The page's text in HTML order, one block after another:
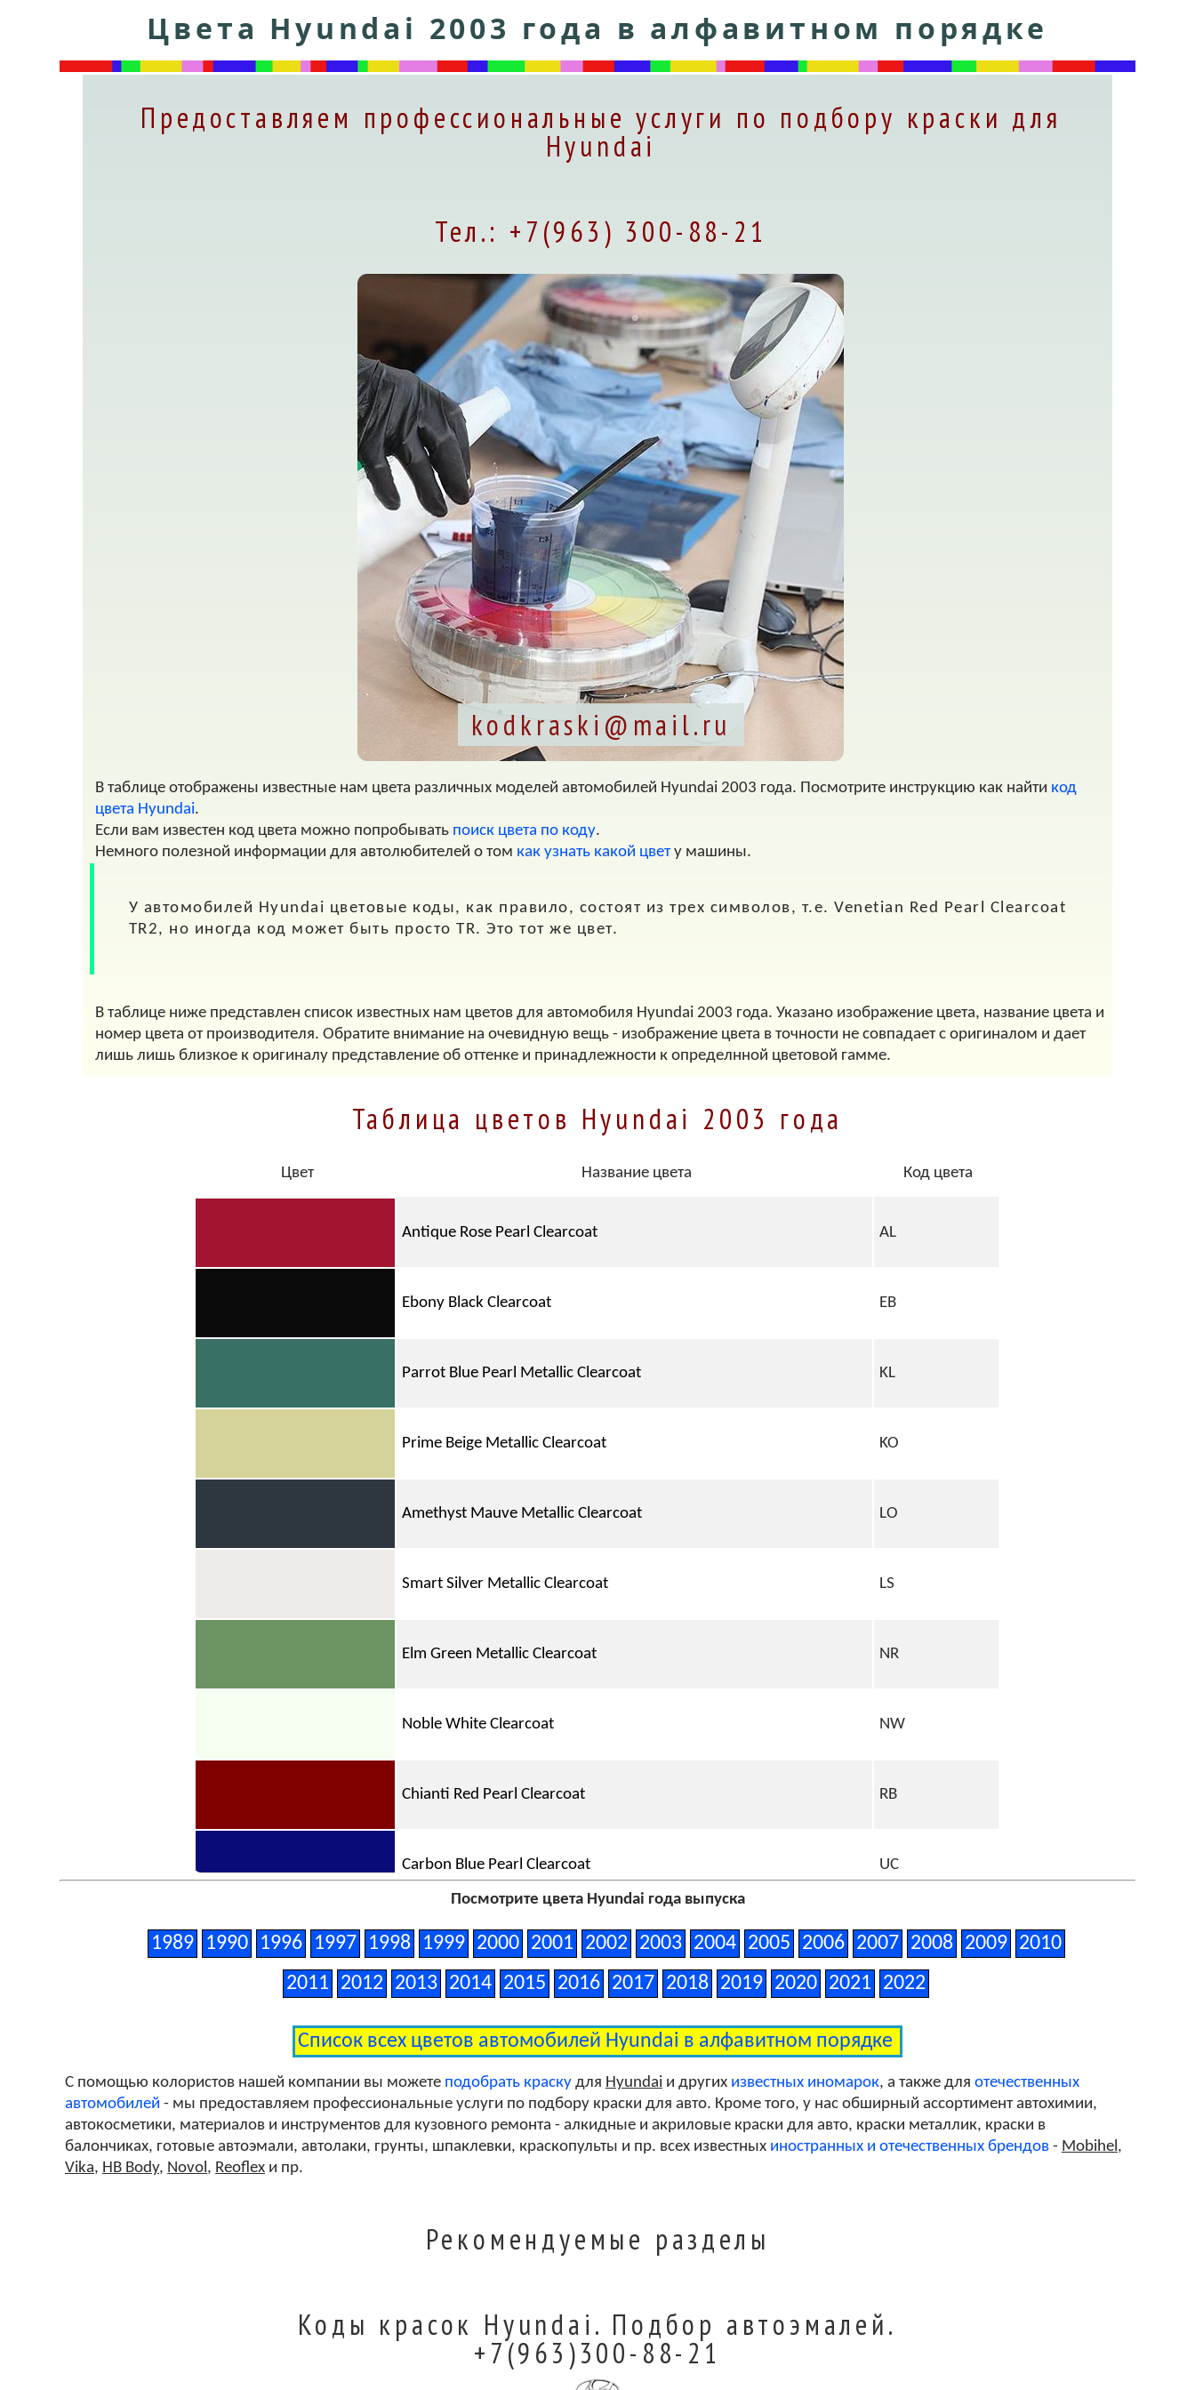
Цвета Hyundai 2003 года в алфавитном порядке
Предоставляем профессиональные услуги по подбору краски для
Hyundai
Тел.: +7(963) 300-88-21
kodkraski@mail.ru
В таблице отображены известные нам цвета различных моделей автомобилей Hyundai 2003 года. Посмотрите инструкцию как найти код
цвета Hyundai.
Если вам известен код цвета можно попробывать поиск цвета по коду.
Немного полезной информации для автолюбителей о том как узнать какой цвету машины.
У автомобилей Hyundai цветовые коды, как правило, состоят из трех символов, т.е. Venetian Red Pearl Clearcoat
TR2, но иногда код может быть простоTR. Это тот же цвет.
В таблице ниже представлен список известных нам цветов для автомобиля Hyundai 2003 года. Указано изображение цвета, название цвета и
номер цвета от производителя. Обратите внимание на очевидную вещь - изображение цвета в точности не совпадает с оригиналом и дает
лишь лишь близкое к оригиналу представление об оттенке и принадлежности к определнной цветовой гамме.
Таблица цветов Hyundai 2003 года
Цвет Название цвета Код цвета
Antique Rose Pearl Clearcoat AL
Ebony Black Clearcoat EB
Parrot Blue Pearl Metallic Clearcoat KL
Prime Beige Metallic Clearcoat KO
Amethyst Mauve Metallic Clearcoat LO
Smart Silver Metallic Clearcoat LS
Elm Green Metallic Clearcoat NR
Noble White Clearcoat NW
Chianti Red Pearl Clearcoat RB
Carbon Blue Pearl Clearcoat UC
Rally Red Clearcoat VX
Copper Beige Metallic Clearcoat OO
Pine Green Metallic Clearcoat P_Q
Warm Gray Metallic Clearcoat (cladding)
Посмотрите цвета Hyundai года выпуска
1989 1990 1996 1997 1998 1999 2000 2001 2002 2003 2004 2005 2006 2007 2008 2009
2010
2011 2012 2013 2014 2015 2016 2017 2018 2019 2020 2021 2022
Список всех цветов автомобилей Hyundai в алфавитном порядке
С помощью колористов нашей компании вы можете подобрать краскудля Hyundaiи других известных иномарок, а также для отечественных
автомобилей - мы предоставляем профессиональные услуги по подбору краски для авто. Кроме того, у нас обширный ассортимент автохимии,
автокосметики, материалов и инструментов для кузовного ремонта - алкидные и акриловые краски для авто, краски металлик, краски в
балончиках, готовые автоэмали, автолаки, грунты, шпаклевки, краскопульты и пр. всех известных иностранных и отечественных брендов- Mobihel ,
Vika, HB Body, Novol , Reoflexи пр.
Рекомендуемые разделы
Коды красок Hyundai. Подбор автоэмалей.
+7(963)300-88-21